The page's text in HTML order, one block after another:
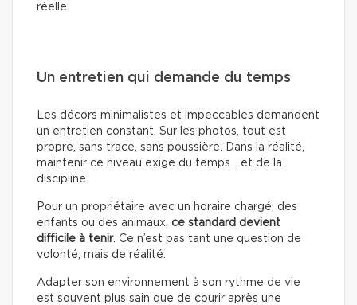
réelle.
Un entretien qui demande du temps
Les décors minimalistes et impeccables demandent
un entretien constant. Sur les photos, tout est
propre, sans trace, sans poussière. Dans la réalité,
maintenir ce niveau exige du temps… et de la
discipline.
Pour un propriétaire avec un horaire chargé, des
enfants ou des animaux, ce standard devient
difficile à tenir. Ce n’est pas tant une question de
volonté, mais de réalité.
Adapter son environnement à son rythme de vie
est souvent plus sain que de courir après une